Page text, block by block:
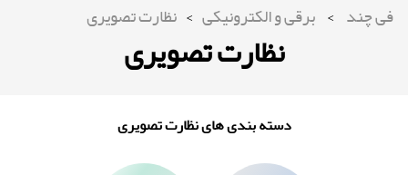
فی چند > برقی و الکترونیکی > نظارت تصویری
نظارت تصویری
دسته بندی های نظارت تصویری